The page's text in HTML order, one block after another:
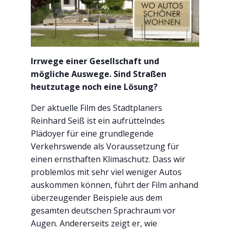
Irrwege einer Gesellschaft und
mögliche Auswege. Sind Straßen
heutzutage noch eine Lösung?
Der aktuelle Film des Stadtplaners
Reinhard Seiß ist ein aufrüttelndes
Plädoyer für eine grundlegende
Verkehrswende als Voraussetzung für
einen ernsthaften Klimaschutz. Dass wir
problemlos mit sehr viel weniger Autos
auskommen können, führt der Film anhand
überzeugender Beispiele aus dem
gesamten deutschen Sprachraum vor
Augen. Andererseits zeigt er, wie